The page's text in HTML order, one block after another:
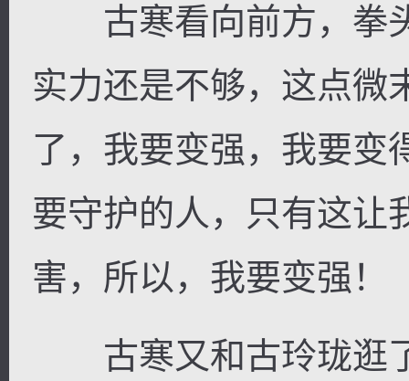
古寒看向前方，拳
实力还是不够，这点微
了，我要变强，我要变
要守护的人，只有这让
害，所以，我要变强！
古寒又和古玲珑逛